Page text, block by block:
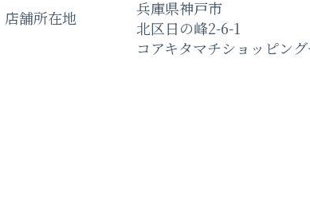
店舗所在地
兵庫県神戸市
北区日の峰2-6-1
コアキタマチショッピン